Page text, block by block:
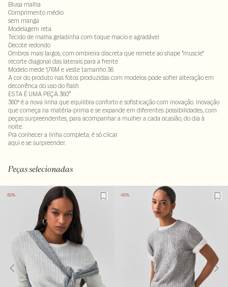
Blusa malha
Comprimento médio
sem manga
Modelagem reta
Tecido de malha geladinha com toque macio e agradável
Decote redondo
Ombros mais largos, com ombreira discreta que remete ao shape "muscle"
recorte diagonal das laterais para a frente
Modelo mede 1,76M e veste tamanho 36
A cor do produto nas fotos produzidas com modelos pode sofrer alteração em
decorrênca do uso do flash
ESTA É UMA PEÇA 360°
360º é a nova linha que equilibra conforto e sofisticação com inovação. Inovação
que começa na matéria-prima e se expande em diferentes possibilidades, com
peças surpreendentes, para acompanhar a mulher a cada ocasião, do dia à
noite.
Pra conhecer a linha completa, é só clicar
aqui e se surpreender.
Peças selecionadas
-50% -50%